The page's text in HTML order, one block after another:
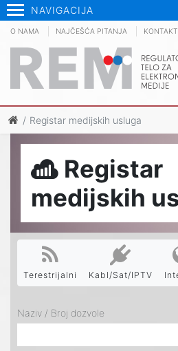
NAVIGACIJA
O NAMA NAJČEŠĆA PITANJA KONTAKT
Registar medijskih usluga
Registar
medijskih
Terestrijalni Kabl/Sat/IPTV
Naziv / Broj dozvole